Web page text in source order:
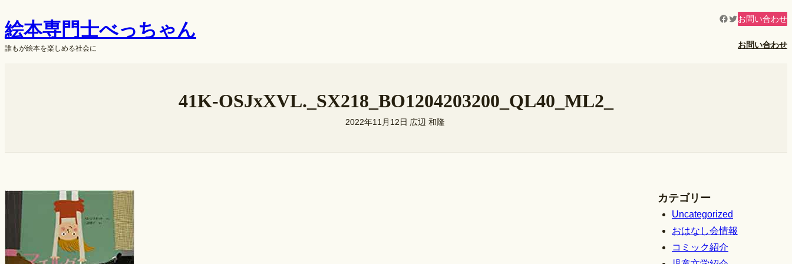
容
を
ス
絵本専門士べっちゃん
誰もが絵本を楽しめる社会に
Facebook
Twitter
お問い合わせ
お問い合わせ
41K-OSJxXVL._SX218_BO1204203200_QL40_ML2_
2022年11月12日 広辺 和隆
カテゴリー
Uncategorized
おはなし会情報
コミック紹介